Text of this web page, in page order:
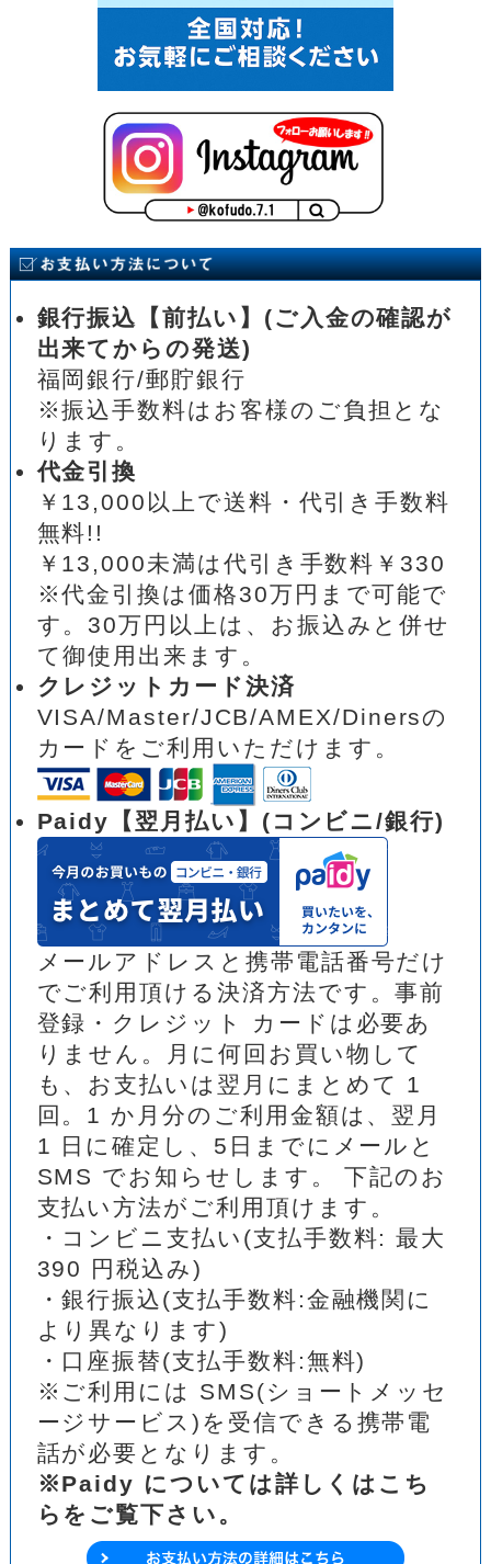
銀行振込【前払い】(ご入金の確認が
出来てからの発送)
福岡銀行/郵貯銀行
※振込手数料はお客様のご負担とな
ります。
代金引換
￥13,000以上で送料・代引き手数料
無料!!
￥13,000未満は代引き手数料￥330
※代金引換は価格30万円まで可能で
す。30万円以上は、お振込みと併せ
て御使用出来ます。
クレジットカード決済
VISA/Master/JCB/AMEX/Dinersの
カードをご利用いただけます。
Paidy【翌月払い】(コンビニ/銀行)
メールアドレスと携帯電話番号だけ
でご利用頂ける決済方法です。事前
登録・クレジット カードは必要あ
りません。月に何回お買い物して
も、お支払いは翌月にまとめて 1
回。1 か月分のご利用金額は、翌月
1 日に確定し、5日までにメールと
SMS でお知らせします。 下記のお
支払い方法がご利用頂けます。
・コンビニ支払い(支払手数料: 最大
390 円税込み)
・銀行振込(支払手数料:金融機関に
より異なります)
・口座振替(支払手数料:無料)
※ご利用には SMS(ショートメッセ
ージサービス)を受信できる携帯電
話が必要となります。
※Paidy については詳しくはこち
らをご覧下さい。